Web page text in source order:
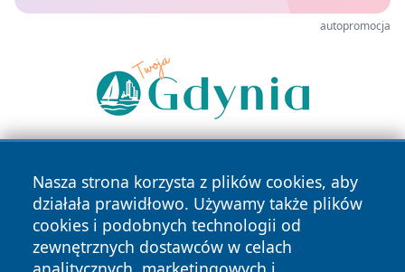
autopromocja
Nasza strona korzysta z plików cookies, aby
działała prawidłowo. Używamy także plików
cookies i podobnych technologii od
zewnętrznych dostawców w celach